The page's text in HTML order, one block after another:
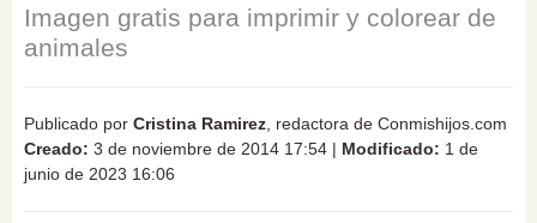
Imagen gratis para imprimir y colorear de
animales
Publicado por Cristina Ramirez , redactora de Conmishijos.com
Creado: 3 de noviembre de 2014 17:54 | Modificado: 1 de
junio de 2023 16:06